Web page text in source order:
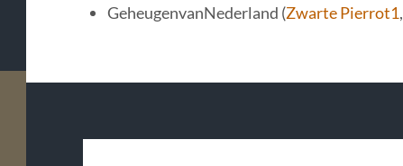
GeheugenvanNederland (Zwarte Pierrot1,